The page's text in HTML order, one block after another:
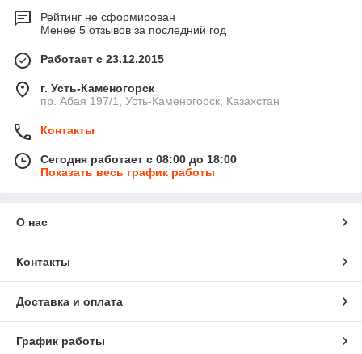
Рейтинг не сформирован
Менее 5 отзывов за последний год
Работает с 23.12.2015
г. Усть-Каменогорск
пр. Абая 197/1, Усть-Каменогорск, Казахстан
Контакты
Сегодня работает с 08:00 до 18:00
Показать весь график работы
О нас
Контакты
Доставка и оплата
График работы